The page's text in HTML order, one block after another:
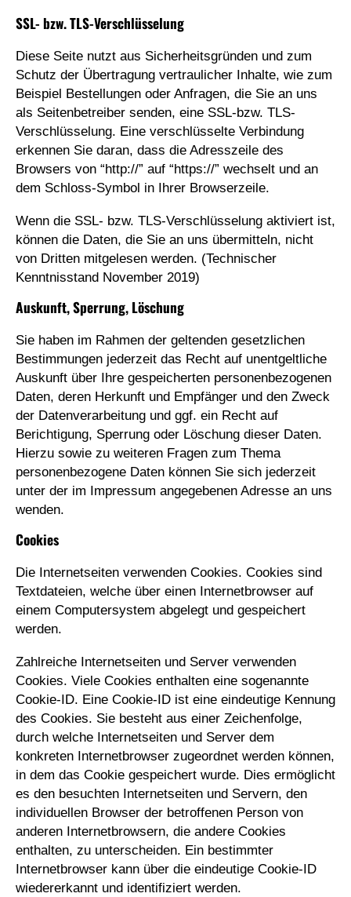
SSL- bzw. TLS-Verschlüsselung
Diese Seite nutzt aus Sicherheitsgründen und zum
Schutz der Übertragung vertraulicher Inhalte, wie zum
Beispiel Bestellungen oder Anfragen, die Sie an uns
als Seitenbetreiber senden, eine SSL-bzw. TLS-
Verschlüsselung. Eine verschlüsselte Verbindung
erkennen Sie daran, dass die Adresszeile des
Browsers von “http://” auf “https://” wechselt und an
dem Schloss-Symbol in Ihrer Browserzeile.
Wenn die SSL- bzw. TLS-Verschlüsselung aktiviert ist,
können die Daten, die Sie an uns übermitteln, nicht
von Dritten mitgelesen werden. (Technischer
Kenntnisstand November 2019)
Auskunft, Sperrung, Löschung
Sie haben im Rahmen der geltenden gesetzlichen
Bestimmungen jederzeit das Recht auf unentgeltliche
Auskunft über Ihre gespeicherten personenbezogenen
Daten, deren Herkunft und Empfänger und den Zweck
der Datenverarbeitung und ggf. ein Recht auf
Berichtigung, Sperrung oder Löschung dieser Daten.
Hierzu sowie zu weiteren Fragen zum Thema
personenbezogene Daten können Sie sich jederzeit
unter der im Impressum angegebenen Adresse an uns
wenden.
Cookies
Die Internetseiten verwenden Cookies. Cookies sind
Textdateien, welche über einen Internetbrowser auf
einem Computersystem abgelegt und gespeichert
werden.
Zahlreiche Internetseiten und Server verwenden
Cookies. Viele Cookies enthalten eine sogenannte
Cookie-ID. Eine Cookie-ID ist eine eindeutige Kennung
des Cookies. Sie besteht aus einer Zeichenfolge,
durch welche Internetseiten und Server dem
konkreten Internetbrowser zugeordnet werden können,
in dem das Cookie gespeichert wurde. Dies ermöglicht
es den besuchten Internetseiten und Servern, den
individuellen Browser der betroffenen Person von
anderen Internetbrowsern, die andere Cookies
enthalten, zu unterscheiden. Ein bestimmter
Internetbrowser kann über die eindeutige Cookie-ID
wiedererkannt und identifiziert werden.